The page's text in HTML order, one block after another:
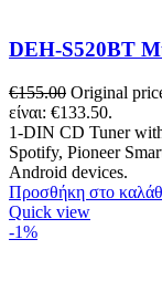
DEH-S520BT
€155.00 Original
είναι: €133.50.
1-DIN CD Tuner
Spotify, Pioneer
Android devices.
Προσθήκη στο
Quick view
-1%